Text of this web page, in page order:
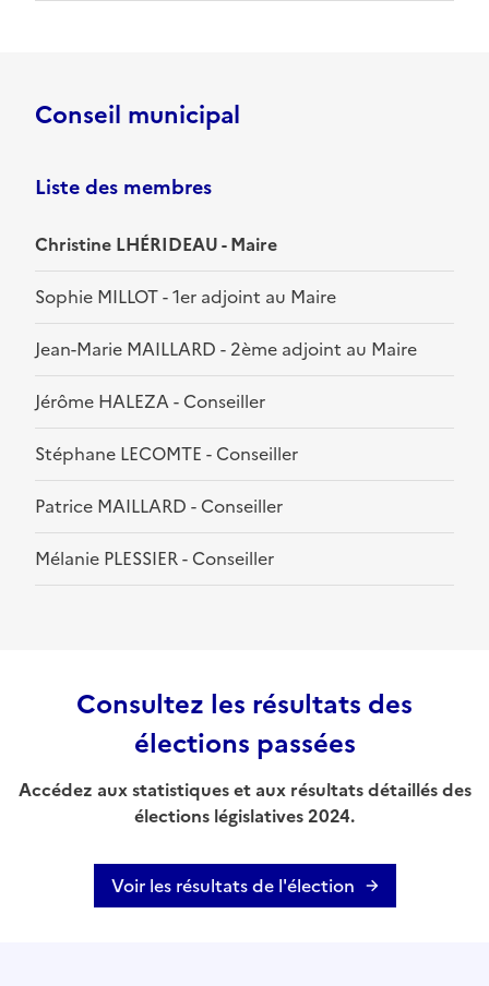
Conseil municipal
Liste des membres
Christine LHÉRIDEAU - Maire
Sophie MILLOT - 1er adjoint au Maire
Jean-Marie MAILLARD - 2ème adjoint au Maire
Jérôme HALEZA - Conseiller
Stéphane LECOMTE - Conseiller
Patrice MAILLARD - Conseiller
Mélanie PLESSIER - Conseiller
Consultez les résultats des
élections passées
Accédez aux statistiques et aux résultats détaillés des
élections législatives 2024.
Voir les résultats de l'élection